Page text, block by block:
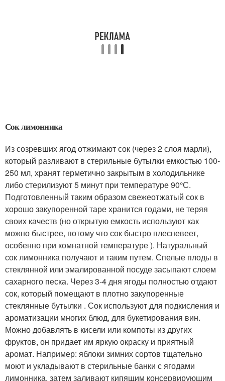
Сок лимонника
Из созревших ягод отжимают сок (через 2 слоя марли),
который разливают в стерильные бутылки емкостью 100-
250 мл, хранят герметично закрытым в холодильнике
либо стерилизуют 5 минут при температуре 90°С.
Подготовленный таким образом свежеотжатый сок в
хорошо закупоренной таре хранится годами, не теряя
своих качеств (но открытую емкость используют как
можно быстрее, потому что сок быстро плесневеет,
особенно при комнатной температуре ). Натуральный
сок лимонника получают и таким путем. Спелые плоды в
стеклянной или эмалированной посуде засыпают слоем
сахарного песка. Через 3-4 дня ягоды полностью отдают
сок, который помещают в плотно закупоренные
стеклянные бутылки . Сок используют для подкисления и
ароматизации многих блюд, для букетирования вин.
Можно добавлять в кисели или компоты из других
фруктов, он придает им яркую окраску и приятный
аромат. Например: яблоки зимних сортов тщательно
моют и укладывают в стерильные банки с ягодами
лимонника, затем заливают кипящим консервирующим